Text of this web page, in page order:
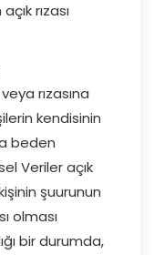
rızası
rızasına
kendisinin
beden
Veriler açık
şuurunun
olması
bir durumda,